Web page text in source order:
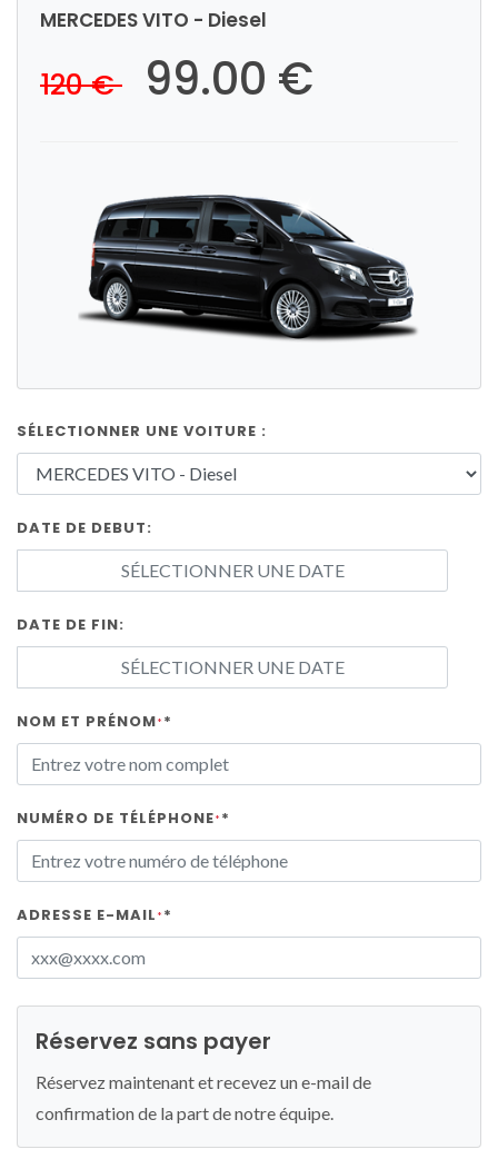
MERCEDES VITO - Diesel
120 € 99.00 €
SÉLECTIONNER UNE VOITURE :
DATE DE DEBUT:
DATE DE FIN:
NOM ET PRÉNOM* *
NUMÉRO DE TÉLÉPHONE* *
ADRESSE E-MAIL * *
Réservez sans payer
Réservez maintenant et recevez un e-mail de
confirmation de la part de notre équipe.